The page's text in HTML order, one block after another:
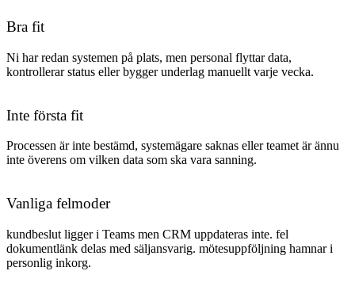
Bra fit
Ni har redan systemen på plats, men personal flyttar data,
kontrollerar status eller bygger underlag manuellt varje vecka.
Inte första fit
Processen är inte bestämd, systemägare saknas eller teamet är ännu
inte överens om vilken data som ska vara sanning.
Vanliga felmoder
kundbeslut ligger i Teams men CRM uppdateras inte. fel
dokumentlänk delas med säljansvarig. mötesuppföljning hamnar i
personlig inkorg.